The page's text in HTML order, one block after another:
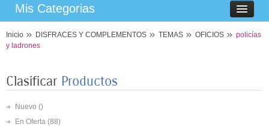
Mis Categorias
Inicio DISFRACES Y COMPLEMENTOS TEMAS OFICIOS
policías
y ladrones
Clasificar Productos
Nuevo ()
En Oferta (88)